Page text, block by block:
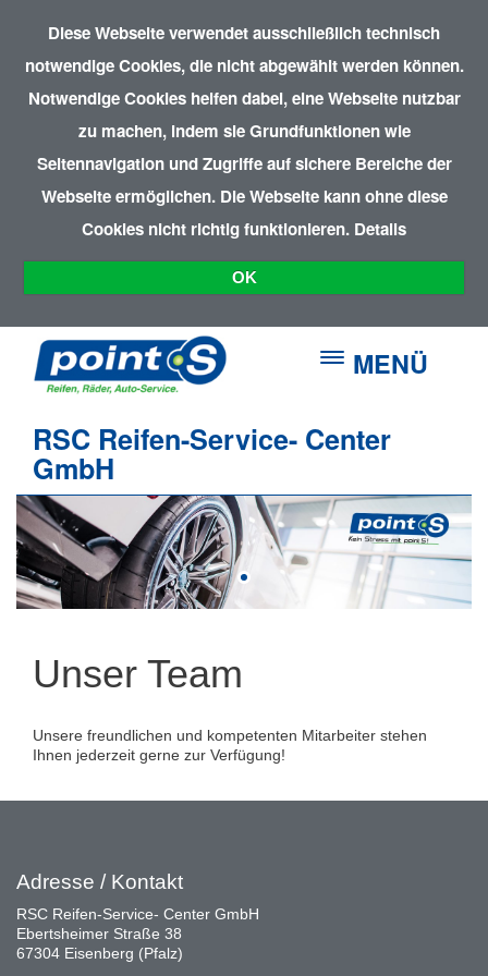
Diese Webseite verwendet ausschließlich technisch
notwendige Cookies, die nicht abgewählt werden können.
Notwendige Cookies helfen dabei, eine Webseite nutzbar
zu machen, indem sie Grundfunktionen wie
Seitennavigation und Zugriffe auf sichere Bereiche der
Webseite ermöglichen. Die Webseite kann ohne diese
Cookies nicht richtig funktionieren. Details
OK
MENÜ
RSC Reifen-Service- Center
GmbH
Unser Team
Unsere freundlichen und kompetenten Mitarbeiter stehen
Ihnen jederzeit gerne zur Verfügung!
Adresse / Kontakt
RSC Reifen-Service- Center GmbH
Ebertsheimer Straße 38
67304 Eisenberg (Pfalz)